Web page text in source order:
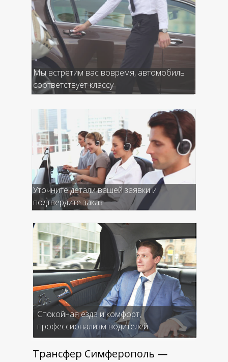
Уточните детали вашей заявки и
подтвердите заказ
Мы встретим вас вовремя, автомобиль
соответствует классу
Спокойная езда и комфорт,
профессионализм водителей
Трансфер Симферополь —